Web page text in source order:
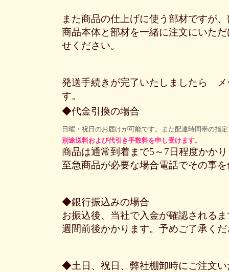
また商品の仕上げに使う部材ですが
商品本体と部材を一緒に注文にいた
せください。
発送手続きが完了いたしましたら メ
す。
◆代金引換の場合
日曜・祝日のお届けが可能です。また配達時間帯の指
別途送料および代引き手数料を申し受けます。
商品は通常到着まで5～7日程度かか
至急商品が必要な場合電話でその事
◆銀行振込みの場合
お振込後、当社で入金が確認される
週間前後かかります。予めご了承く
◆土日、祝日、弊社棚卸時にご注文